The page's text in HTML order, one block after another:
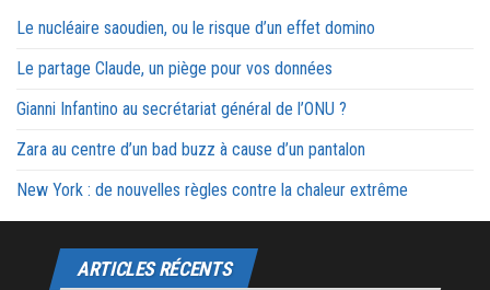
Le nucléaire saoudien, ou le risque d’un effet domino
Le partage Claude, un piège pour vos données
Gianni Infantino au secrétariat général de l’ONU ?
Zara au centre d’un bad buzz à cause d’un pantalon
New York : de nouvelles règles contre la chaleur extrême
ARTICLES RÉCENTS